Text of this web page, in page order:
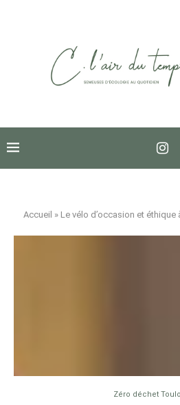
Accueil » Le vélo d’occasion et
Zéro déchet